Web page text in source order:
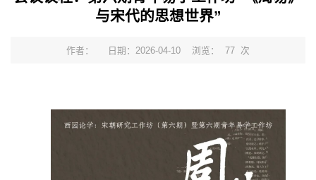
与宋代的思想世界”
作者： 日期：2026-04-10 浏览： 77 次